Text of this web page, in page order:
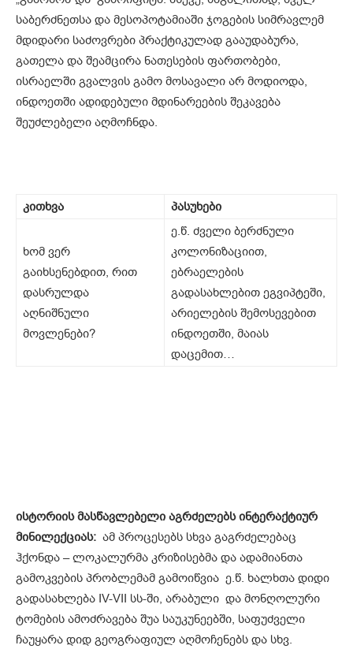
საბერძნეთსა და მესოპოტამიაში ჯოგების სიმრავლემ
მდიდარი საძოვრები პრაქტიკულად გააუდაბურა,
გათელა და შეამცირა ნათესების ფართობები,
ისრაელში გვალვის გამო მოსავალი არ მოდიოდა,
ინდოეთში ადიდებული მდინარეების შეკავება
შეუძლებელი აღმოჩნდა.
კითხვა პასუხები
ხომ ვერ
გაიხსენებდით, რით
დასრულდა
აღნიშნული
მოვლენები?
ე.წ. ძველი ბერძნული
კოლონიზაციით,
ებრაელების
გადასახლებით ეგვიპტეში,
არიელების შემოსევებით
ინდოეთში, მაიას
დაცემით…
ისტორიის მასწავლებელი აგრძელებს ინტერაქტიურ
მინილექციას: ამ პროცესებს სხვა გაგრძელებაც
ჰქონდა – ლოკალურმა კრიზისებმა და ადამიანთა
გამოკვების პრობლემამ გამოიწვია ე.წ. ხალხთა დიდი
გადასახლება IV-VII სს-ში, არაბული და მონღოლური
ტომების ამოძრავება შუა საუკუნეებში, საფუძველი
ჩაუყარა დიდ გეოგრაფიულ აღმოჩენებს და სხვ.